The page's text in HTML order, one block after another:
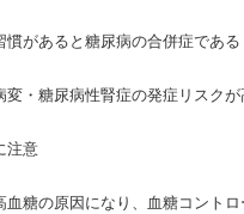
慣があると糖尿病の合併症である
変・糖尿病性腎症の発症リスク
注意
血糖の原因になり、血糖コント